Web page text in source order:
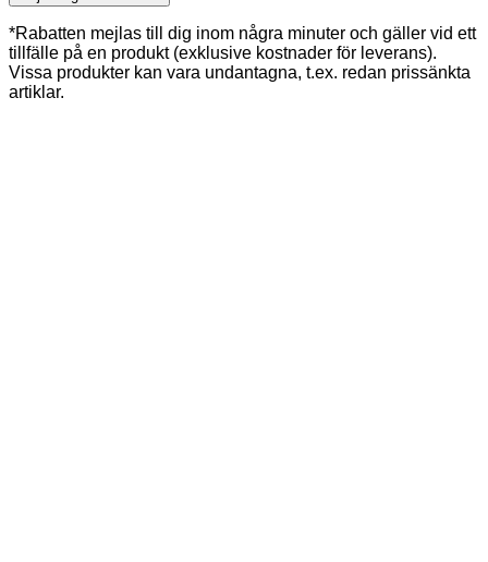
*Rabatten mejlas till dig inom några minuter och gäller vid ett
tillfälle på en produkt (exklusive kostnader för leverans).
Vissa produkter kan vara undantagna, t.ex. redan prissänkta
artiklar.